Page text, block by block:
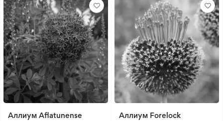
Аллиум Aflatunense Аллиум Forelock